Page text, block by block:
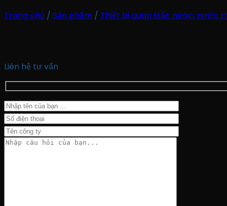
Trang chủ / Sản phẩm / Thiết bị quan trắc nước, nước
Liên hệ tư vấn